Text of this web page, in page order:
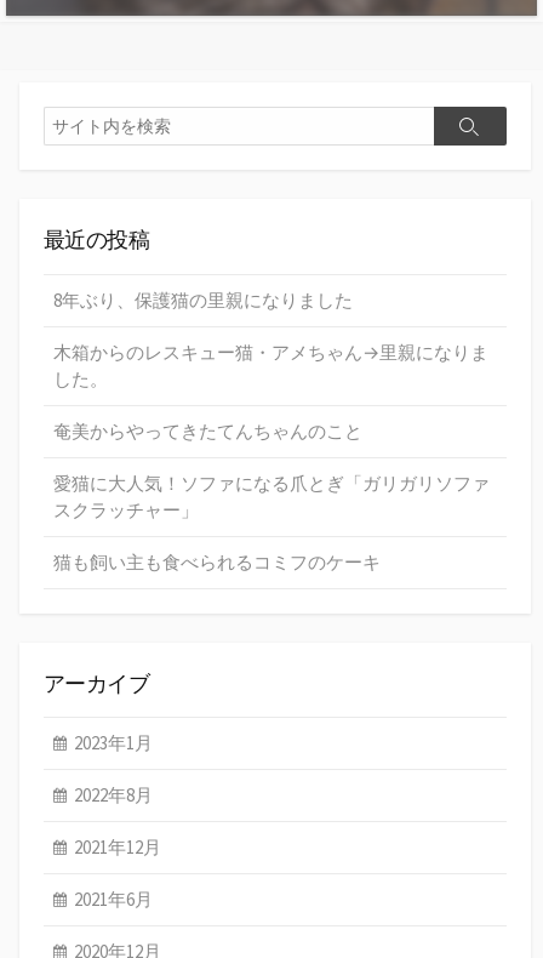
最近の投稿
8年ぶり、保護猫の里親になりました
木箱からのレスキュー猫・アメちゃん→里親になりま
した。
奄美からやってきたてんちゃんのこと
愛猫に大人気！ソファになる爪とぎ「ガリガリソファ
スクラッチャー」
猫も飼い主も食べられるコミフのケーキ
アーカイブ
2023年1月
2022年8月
2021年12月
2021年6月
2020年12月